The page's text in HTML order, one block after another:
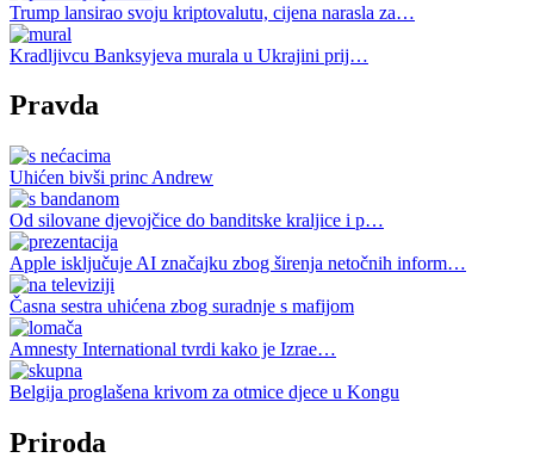
Trump lansirao svoju kriptovalutu, cijena narasla za…
Kradljivcu Banksyjeva murala u Ukrajini prij…
Pravda
Uhićen bivši princ Andrew
Od silovane djevojčice do banditske kraljice i p…
Apple isključuje AI značajku zbog širenja netočnih inform…
Časna sestra uhićena zbog suradnje s mafijom
Amnesty International tvrdi kako je Izrae…
Belgija proglašena krivom za otmice djece u Kongu
Priroda